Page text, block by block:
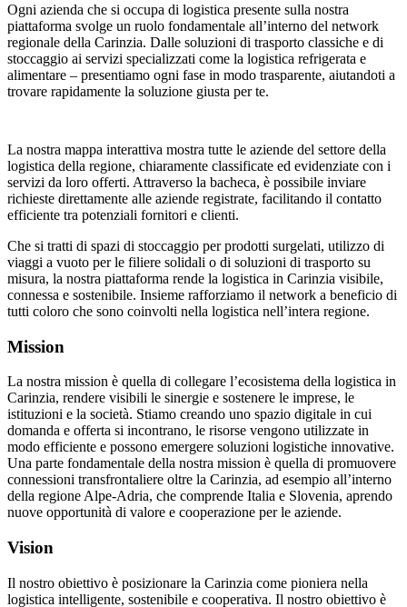
Ogni azienda che si occupa di logistica presente sulla nostra
piattaforma svolge un ruolo fondamentale all’interno del network
regionale della Carinzia. Dalle soluzioni di trasporto classiche e di
stoccaggio ai servizi specializzati come la logistica refrigerata e
alimentare – presentiamo ogni fase in modo trasparente, aiutandoti a
trovare rapidamente la soluzione giusta per te.
La nostra mappa interattiva mostra tutte le aziende del settore della
logistica della regione, chiaramente classificate ed evidenziate con i
servizi da loro offerti. Attraverso la bacheca, è possibile inviare
richieste direttamente alle aziende registrate, facilitando il contatto
efficiente tra potenziali fornitori e clienti.
Che si tratti di spazi di stoccaggio per prodotti surgelati, utilizzo di
viaggi a vuoto per le filiere solidali o di soluzioni di trasporto su
misura, la nostra piattaforma rende la logistica in Carinzia visibile,
connessa e sostenibile. Insieme rafforziamo il network a beneficio di
tutti coloro che sono coinvolti nella logistica nell’intera regione.
Mission
La nostra mission è quella di collegare l’ecosistema della logistica in
Carinzia, rendere visibili le sinergie e sostenere le imprese, le
istituzioni e la società. Stiamo creando uno spazio digitale in cui
domanda e offerta si incontrano, le risorse vengono utilizzate in
modo efficiente e possono emergere soluzioni logistiche innovative.
Una parte fondamentale della nostra mission è quella di promuovere
connessioni transfrontaliere oltre la Carinzia, ad esempio all’interno
della regione Alpe-Adria, che comprende Italia e Slovenia, aprendo
nuove opportunità di valore e cooperazione per le aziende.
Vision
Il nostro obiettivo è posizionare la Carinzia come pioniera nella
logistica intelligente, sostenibile e cooperativa. Il nostro obiettivo è